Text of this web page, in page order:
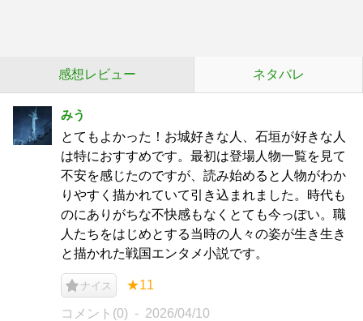
感想レビュー ネタバレ
みう
とてもよかった！お城好きな人、石垣が好きな人
は特におすすめです。最初は登場人物一覧を見て
不安を感じたのですが、読み始めると人物がわか
りやすく描かれていて引き込まれました。時代も
のにありがちな不快感もなくとても今っぽい。職
人たちをはじめとする当時の人々の姿が生き生き
と描かれた戦国エンタメ小説です。
ナイス ★11
コメント(0) 2026/04/10